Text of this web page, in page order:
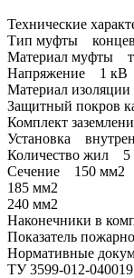
Технические
Тип муфты
Материал муфты
Напряжение 1 кВ
Материал
Защитный покров
Комплект
Установка
Количество жил 5
Сечение 150 мм2
185 мм2
240 мм2
Наконечники в
Показатель
Нормативные
ТУ 3599-012-